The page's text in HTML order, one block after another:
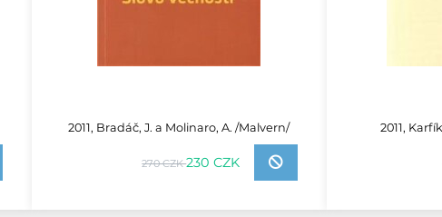
2011, Bradáč, J. a Molinaro, A. /Malvern/
270 CZK230 CZK
2011,